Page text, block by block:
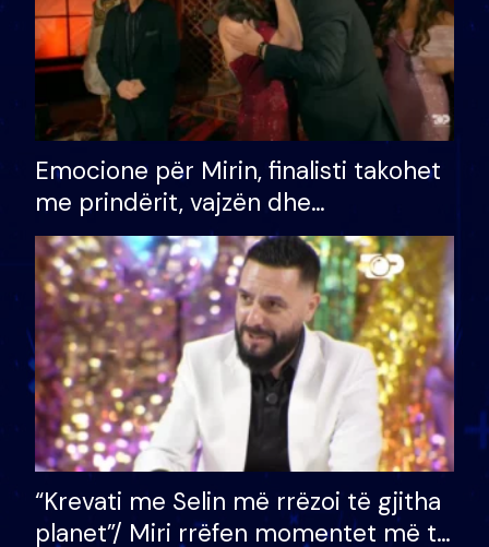
Emocione për Mirin, finalisti takohet
me prindërit, vajzën dhe
bashkëshorten: S’kemi ndonjë letër
divorci apo jo?
“Krevati me Selin më rrëzoi të gjitha
planet”/ Miri rrëfen momentet më të